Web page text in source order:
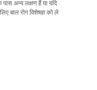
अन्य लक्षण हैं या यदि
बाल रोग विशेषज्ञ को ले